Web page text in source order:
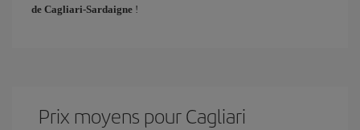
de Cagliari-Sardaigne !
Prix ​​moyens pour Cagliari